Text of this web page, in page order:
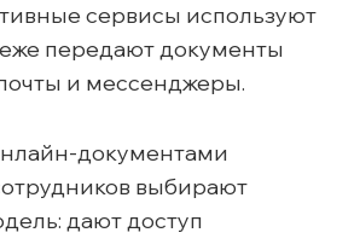
сервисы используют
передают документы
и мессенджеры.
документами
выбирают
дают доступ